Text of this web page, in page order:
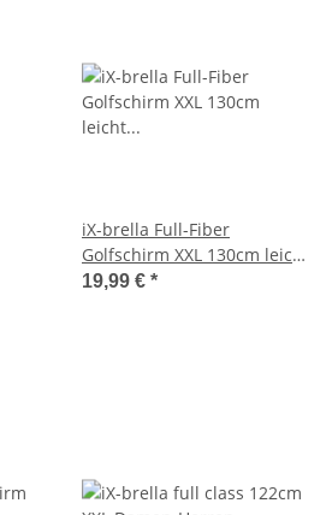
iX-brella Full-Fiber
Golfschirm XXL 130cm leicht
sturmfest mit Softgriff
19,99 € *